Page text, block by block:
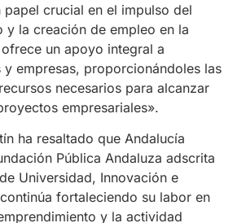
papel crucial en el impulso del
y la creación de empleo en la
un apoyo integral a
y empresas, proporcionándoles las
necesarios para alcanzar
empresariales».
ha resaltado que Andalucía
Pública Andaluza adscrita
Universidad, Innovación e
fortaleciendo su labor en
y la actividad